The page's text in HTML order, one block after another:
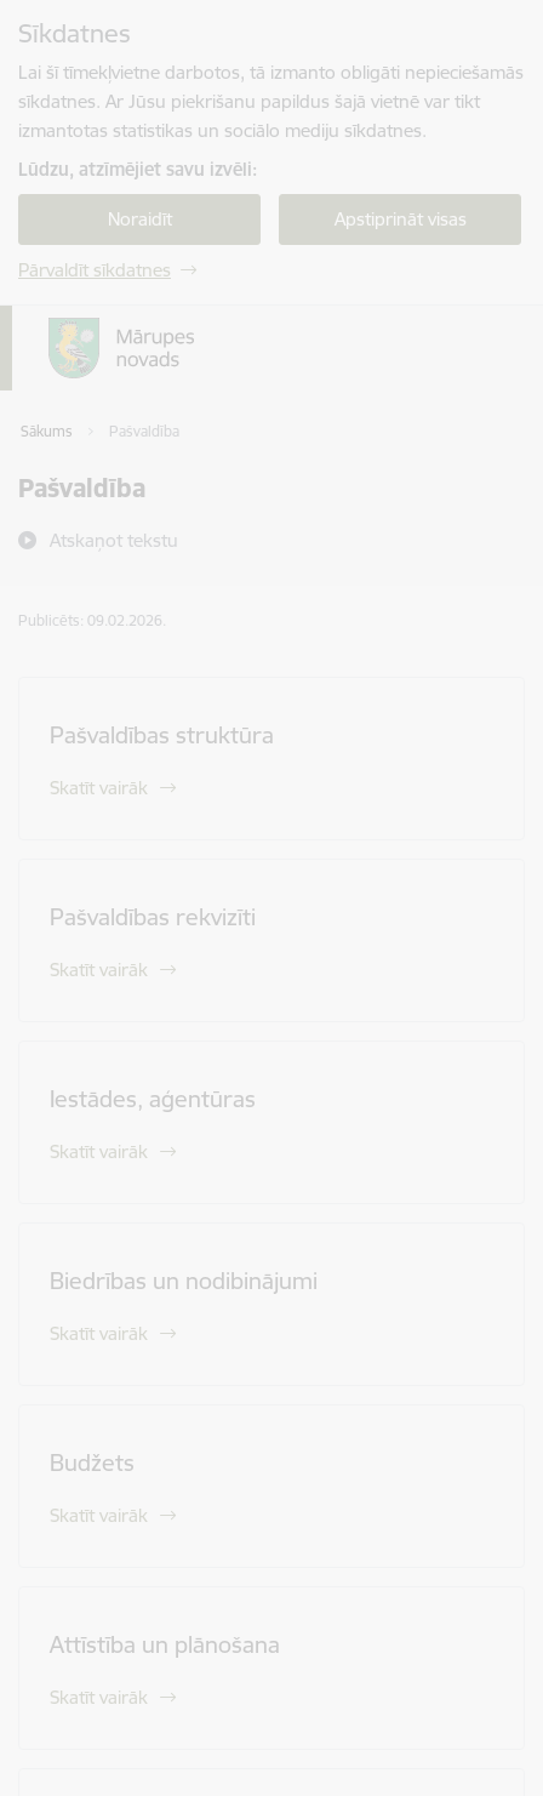
Sīkdatnes
Lai šī tīmekļvietne darbotos, tā izmanto obligāti nepieciešamās
sīkdatnes. Ar Jūsu piekrišanu papildus šajā vietnē var tikt
izmantotas statistikas un sociālo mediju sīkdatnes.
Lūdzu, atzīmējiet savu izvēli:
Noraidīt Apstiprināt visas
Pārvaldīt sīkdatnes
Sākums Pašvaldība
Pašvaldība
Atskaņot tekstu
Publicēts: 09.02.2026.
Pašvaldības struktūra
Skatīt vairāk
Pašvaldības rekvizīti
Skatīt vairāk
Iestādes, aģentūras
Skatīt vairāk
Biedrības un nodibinājumi
Skatīt vairāk
Budžets
Skatīt vairāk
Attīstība un plānošana
Skatīt vairāk